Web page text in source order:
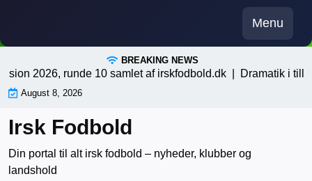
content
Menu
BREAKING NEWS
2026, runde 10 samlet af irskfodbold.dk |Dramatik i
August 8, 2026
Irsk Fodbold
Din portal til alt irsk fodbold – nyheder, klubber og
landshold